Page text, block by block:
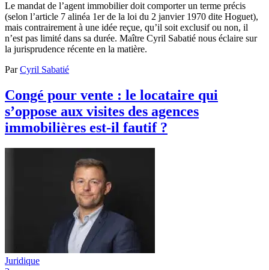
Le mandat de l’agent immobilier doit comporter un terme précis
(selon l’article 7 alinéa 1er de la loi du 2 janvier 1970 dite Hoguet),
mais contrairement à une idée reçue, qu’il soit exclusif ou non, il
n’est pas limité dans sa durée. Maître Cyril Sabatié nous éclaire sur
la jurisprudence récente en la matière.
ParCyril Sabatié
Congé pour vente : le locataire qui
s’oppose aux visites des agences
immobilières est-il fautif ?
Juridique